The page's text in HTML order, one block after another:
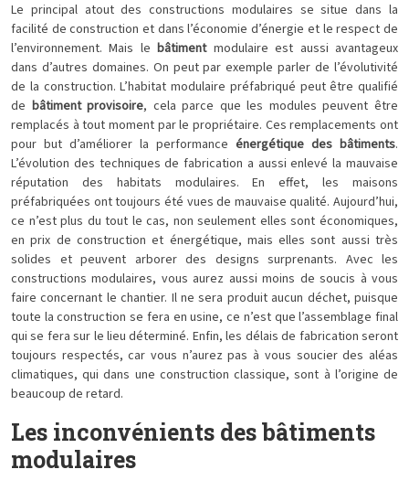
Le principal atout des constructions modulaires se situe dans la
facilité de construction et dans l’économie d’énergie et le respect de
l’environnement. Mais lebâtimentmodulaire est aussi avantageux
dans d’autres domaines. On peut par exemple parler de l’évolutivité
de la construction. L’habitat modulaire préfabriqué peut être qualifié
de bâtiment provisoire, cela parce que les modules peuvent être
remplacés à tout moment par le propriétaire. Ces remplacements ont
pour but d’améliorer la performance énergétique des bâtiments.
L’évolution des techniques de fabrication a aussi enlevé la mauvaise
réputation des habitats modulaires. En effet, les maisons
préfabriquées ont toujours été vues de mauvaise qualité. Aujourd’hui,
ce n’est plus du tout le cas, non seulement elles sont économiques,
en prix de construction et énergétique, mais elles sont aussi très
solides et peuvent arborer des designs surprenants. Avec les
constructions modulaires, vous aurez aussi moins de soucis à vous
faire concernant le chantier. Il ne sera produit aucun déchet, puisque
toute la construction se fera en usine, ce n’est que l’assemblage final
qui se fera sur le lieu déterminé. Enfin, les délais de fabrication seront
toujours respectés, car vous n’aurez pas à vous soucier des aléas
climatiques, qui dans une construction classique, sont à l’origine de
beaucoup de retard.
Les inconvénients des bâtiments
modulaires